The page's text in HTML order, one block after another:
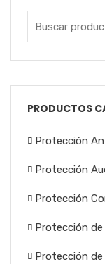
PRODUCTOS
Protección
Protección
Protección
Protección de
Protección de